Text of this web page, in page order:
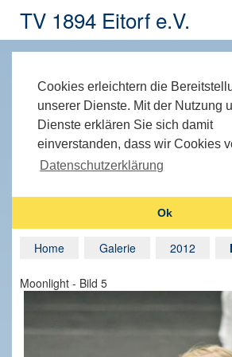
TV 1894 Eitorf e.V.
Cookies erleichtern die
unserer Dienste. Mit der Nutzung
Dienste erklären Sie sich damit
einverstanden, dass wir Cookies
Datenschutzerklärung
Ok
Home Galerie 2012
Moonlight - Bild 5